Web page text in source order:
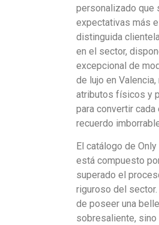
personalizado que
expectativas más
distinguida
en el sector,
excepcional de
de lujo en
atributos físicos y
para convertir cada
recuerdo
El catálogo de
está compuesto
superado el
riguroso del
de poseer una
sobresaliente, sino